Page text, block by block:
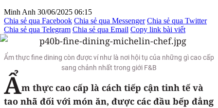
Minh Anh 30/06/2025 06:15
Chia sẻ qua Facebook Chia sẻ qua Messenger Chia sẻ qua Twitter
Chia sẻ qua Telegram Chia sẻ qua Email Copy link bài viết
Ẩm thực fine dining còn được ví như là nơi hội tụ của những gì cao cấp
sang chảnh nhất trong giới F&B
Ẩm thực cao cấp là cách tiếp cận tinh tế và
tao nhã đối với món ăn, được các đầu bếp đẳng